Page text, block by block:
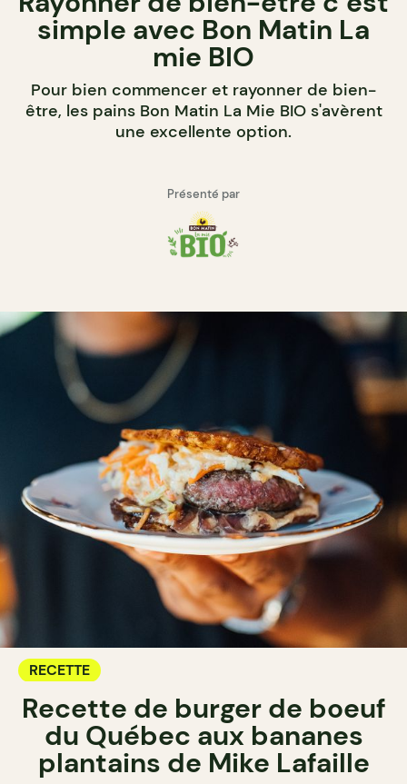
simple avec Bon Matin La
mie BIO
Pour bien commencer et rayonner de bien-
être, les pains Bon Matin La Mie BIO s'avèrent
une excellente option.
Présenté par
RECETTE
Recette de burger de boeuf
du Québec aux bananes
plantains de Mike Lafaille